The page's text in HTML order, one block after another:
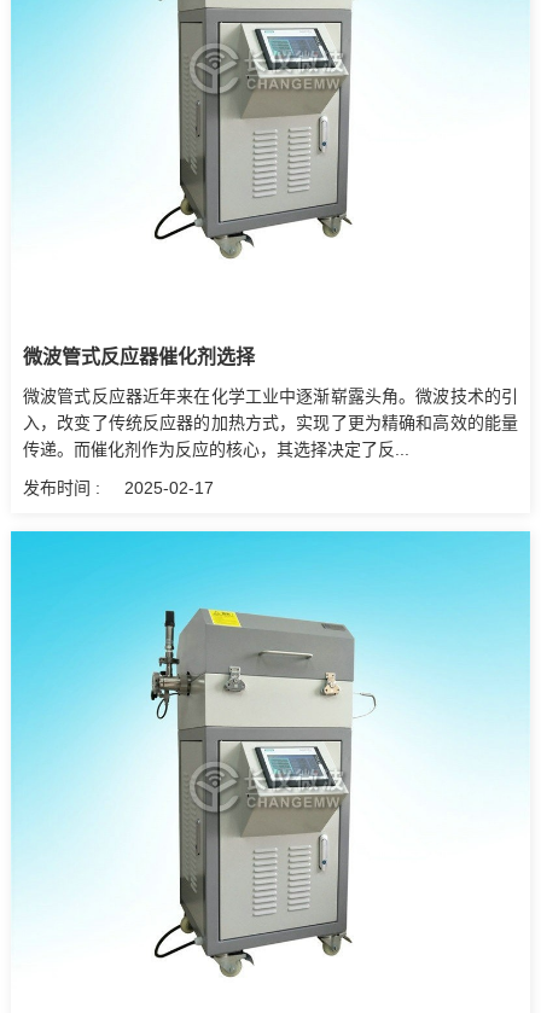
微波管式反应器催化剂选择
微波管式反应器近年来在化学工业中逐渐崭露头角。微波技术的引
入，改变了传统反应器的加热方式，实现了更为精确和高效的能量
传递。而催化剂作为反应的核心，其选择决定了反...
发布时间 :
2025-02-17